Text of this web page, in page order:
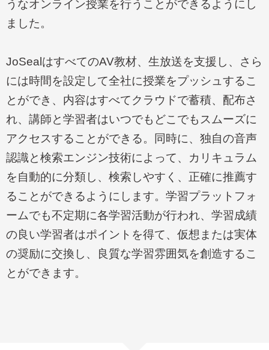
うなオンライン授業を行うことができるようにし
ました。
JoSeal はすべてのAV教材、生放送を支援し、さら
には時間を設定して全社に授業をプッシュするこ
とができ、内容はすべてクラウドで蓄積、配布さ
れ、講師と学習者はいつでもどこでもスムーズに
アクセスすることができる。同時に、独自の音声
認識と検索エンジン技術によって、カリキュラム
を自動的に分類し、検索しやすく、正確に推薦す
ることができるようにします。学習プラットフォ
ームでも不定期に各学習活動が行われ、学習成績
の良い学習者はポイントを得て、仮想または実体
の奨励に交換し、良質な学習雰囲気を創造するこ
とができます。